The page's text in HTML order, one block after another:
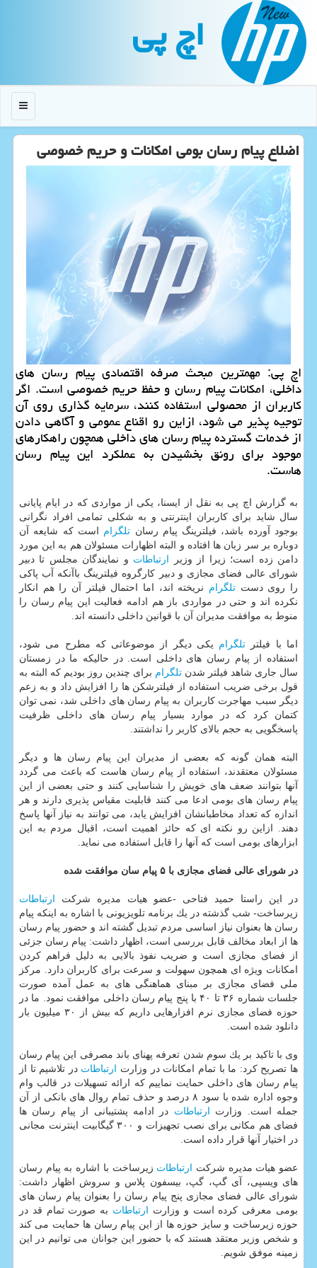
اچ پی
منو
اضلاع پیام رسان بومی امكانات و حریم خصوصی
اچ پی: مهمترین مبحث صرفه اقتصادی پیام رسان های
داخلی، امكانات پیام رسان و حفظ حریم خصوصی است. اگر
كاربران از محصولی استفاده كنند، سرمایه گذاری روی آن
توجیه پذیر می شود، ازاین رو اقناع عمومی و آگاهی دادن
از خدمات گسترده پیام رسان های داخلی همچون راهكارهای
موجود برای رونق بخشیدن به عملكرد این پیام رسان
هاست.
به گزارش اچ پی به نقل از ایسنا، یكی از مواردی كه در ایام پایانی
سال شاید برای كاربران اینترنتی و به شكلی تمامی افراد نگرانی
بوجود آورده باشد، فیلترینگ پیام رسان تلگرام است كه شایعه آن
دوباره بر سر زبان ها افتاده و البته اظهارات مسئولان هم به این مورد
دامن زده است؛ زیرا از وزیر ارتباطات و نمایندگان مجلس تا دبیر
شورای عالی فضای مجازی و دبیر كارگروه فیلترینگ باآنكه آب پاكی
را روی دست تلگرام نریخته اند، اما احتمال فیلتر آن را هم انكار
نكرده اند و حتی در مواردی باز هم ادامه فعالیت این پیام رسان را
منوط به موافقت مدیران آن با قوانین داخلی دانسته اند.
اما با فیلتر تلگرام یكی دیگر از موضوعاتی كه مطرح می شود،
استفاده از پیام رسان های داخلی است. در حالیكه ما در زمستان
سال جاری شاهد فیلتر شدن تلگرام برای چندین روز بودیم كه البته به
قول برخی ضریب استفاده از فیلترشكن ها را افزایش داد و به زعم
دیگر سبب مهاجرت كاربران به پیام رسان های داخلی شد، نمی توان
كتمان كرد كه در موارد بسیار پیام رسان های داخلی ظرفیت
پاسخگویی به حجم بالای كاربر را نداشتند.
البته همان گونه كه بعضی از مدیران این پیام رسان ها و دیگر
مسئولان معتقدند، استفاده از پیام رسان هاست كه باعث می گردد
آنها بتوانند ضعف های خویش را شناسایی كنند و حتی بعضی از این
پیام رسان های بومی ادعا می كنند قابلیت مقیاس پذیری دارند و هر
اندازه كه تعداد مخاطبانشان افزایش یابد، می توانند به نیاز آنها پاسخ
دهند. ازاین رو نكته ای كه حائز اهمیت است، اقبال مردم به این
ابزارهای بومی است كه آنها را قابل استفاده می نماید.
در شورای عالی فضای مجازی با ۵ پیام سان موافقت شده
در این راستا حمید فتاحی -عضو هیات مدیره شركت ارتباطات
زیرساخت- شب گذشته در یك برنامه تلویزیونی با اشاره به اینكه پیام
رسان ها بعنوان نیاز اساسی مردم تبدیل گشته اند و حضور پیام رسان
ها از ابعاد مخالف قابل بررسی است، اظهار داشت: پیام رسان جزئی
از فضای مجازی است و ضریب نفوذ بالایی به دلیل فراهم كردن
امكانات ویژه ای همچون سهولت و سرعت برای كاربران دارد. مركز
ملی فضای مجازی بر مبنای هماهنگی های به عمل آمده صورت
جلسات شماره ۳۶ تا ۴۰ با پنج پیام رسان داخلی موافقت نمود. ما در
حوزه فضای مجازی نرم افزارهایی داریم كه بیش از ۳۰ میلیون بار
دانلود شده است.
وی با تاكید بر یك سوم شدن تعرفه پهنای باند مصرفی این پیام رسان
ها تصریح كرد: ما با تمام امكانات در وزارت ارتباطات در تلاشیم تا از
پیام رسان های داخلی حمایت نماییم كه ارائه تسهیلات در قالب وام
وجوه اداره شده با سود ۸ درصد و حذف تمام روال های بانكی از آن
جمله است. وزارت ارتباطات در ادامه پشتیبانی از پیام رسان ها
فضای هم مكانی برای نصب تجهیزات و ۳۰۰ گیگابیت اینترنت مجانی
در اختیار آنها قرار داده است.
عضو هیات مدیره شركت ارتباطات زیرساخت با اشاره به پیام رسان
های ویسپی، آی گپ، گپ، بیسفون پلاس و سروش اظهار داشت:
شورای عالی فضای مجازی پنج پیام رسان را بعنوان پیام رسان های
بومی معرفی كرده است و وزارت ارتباطات به صورت تمام قد در
حوزه زیرساخت و سایز حوزه ها از این پیام رسان ها حمایت می كند
و شخص وزیر معتقد هستند كه با حضور این جوانان می توانیم در این
زمینه موفق شویم.